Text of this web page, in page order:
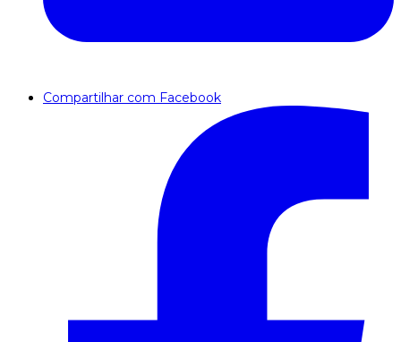
Compartilhar com Facebook